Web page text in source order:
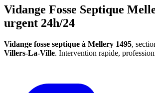
Vidange Fosse Septique
urgent 24h/24
Vidange fosse septique à Mellery 1495,
Villers-La-Ville. Intervention rapide,